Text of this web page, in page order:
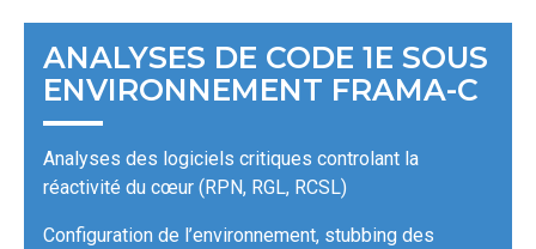
ANALYSES DE CODE 1E SOUS
ENVIRONNEMENT FRAMA-C
Analyses des logiciels critiques controlant la
réactivité du cœur (RPN, RGL, RCSL)
Configuration de l’environnement, stubbing des